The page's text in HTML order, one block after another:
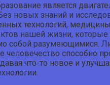
является
новых знаний и
технологий,
нашей жизни,
собой разумеющимися.
человечество способно
что-то новое и